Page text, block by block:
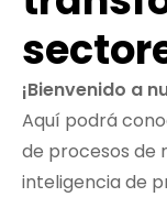
¡Bienvenido a
Aquí podrá
de procesos de
inteligencia de